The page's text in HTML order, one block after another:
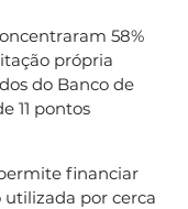
58%
própria
do Banco de
11 pontos
financiar
utilizada por cerca